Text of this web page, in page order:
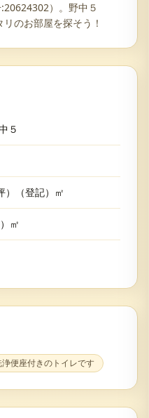
）。野中５
のお部屋を探そう！
５
）（登記）㎡
㎡
便座付きのトイレです